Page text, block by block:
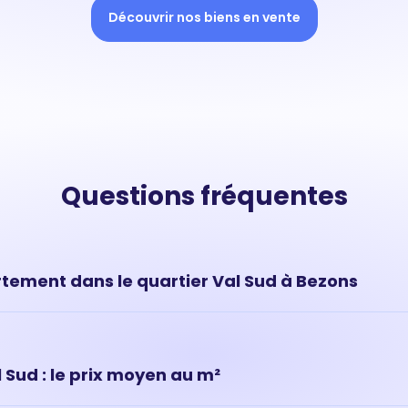
Découvrir nos biens en vente
Questions fréquentes
dans le quartier Val Sud à Bezons
réaliser une estimation en ligne ou prendre rendez-vous
: le prix moyen au m²